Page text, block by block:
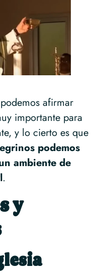
afirmar
importante para
y lo cierto es que
podemos
ambiente de
.
y